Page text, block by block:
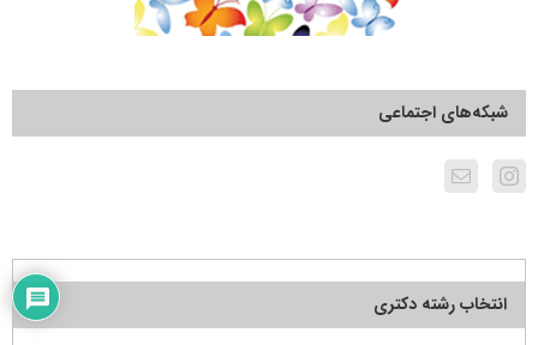
شبکه‌های اجتماعی
انتخاب رشته دکتری